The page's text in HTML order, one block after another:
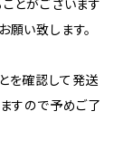
とがございます
い致します。
を確認して発送
すので予めご了